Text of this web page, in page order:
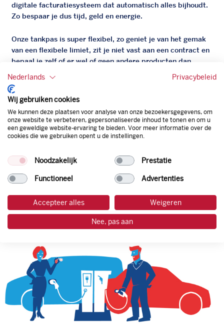
digitale facturatiesysteem dat automatisch alles bijhoudt.
Zo bespaar je dus tijd, geld en energie.
Onze tankpas is super flexibel, zo geniet je van het gemak
van een flexibele limiet, zit je niet vast aan een contract en
bepaal je zelf of er wel of geen andere producten dan
brandstof mee betaalt kunnen worden.
Bovendien profiteer je altijd van een gegarandeerde
korting. Mocht de pompprijs toch lager zijn dan betaal je
natuurlijk de prijs aan de pomp. Zo ben je altijd verzekerd
van de laagste prijs.
laadpas aanvragen
Nederlands Privacybeleid
Wij gebruiken cookies
We kunnen deze plaatsen voor analyse van onze bezoekersgegevens, om
onze website te verbeteren, gepersonaliseerde inhoud te tonen en om u
een geweldige website-ervaring te bieden. Voor meer informatie over de
cookies die we gebruiken opent u de instellingen.
Noodzakelijk Prestatie
Functioneel Advertenties
Accepteer alles Weigeren
Nee, pas aan